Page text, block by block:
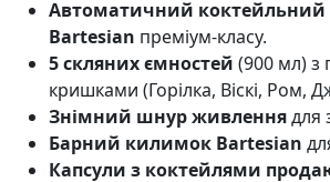
Автоматичний коктейльний
Bartesian преміум-класу.
5 скляних ємностей (900 мл) з
кришками (Горілка, Віскі, Ром,
Знімний шнур живленнядля
Барний килимок Bartesian
Капсули з коктейлями